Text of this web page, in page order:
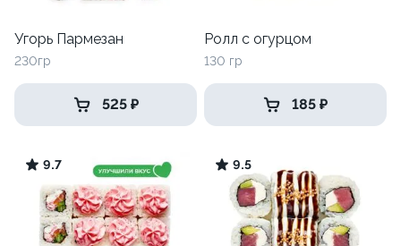
Угорь Пармезан
230гр
525 ₽
Ролл с огурцом
130 гр
185 ₽
9.7 9.5